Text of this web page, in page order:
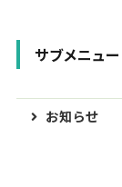
サブメニュー
お知らせ